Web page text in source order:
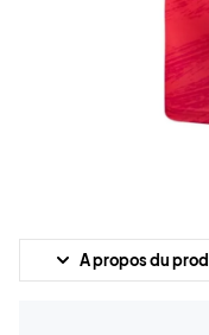
A propos du